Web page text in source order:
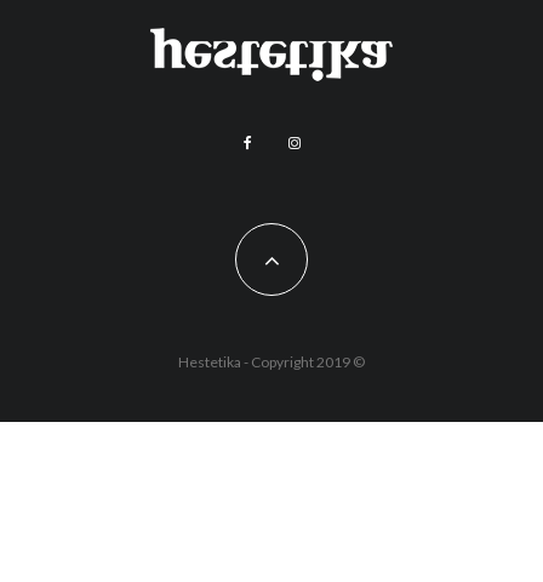
Hestetika - Copyright 2019 ©